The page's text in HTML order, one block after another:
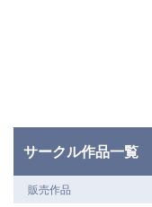
サークル作品一覧
販売作品